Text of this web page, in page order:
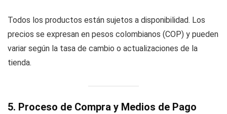
Todos los productos están sujetos a disponibilidad. Los
precios se expresan en pesos colombianos (COP) y pueden
variar según la tasa de cambio o actualizaciones de la
tienda.
5. Proceso de Compra y Medios de Pago